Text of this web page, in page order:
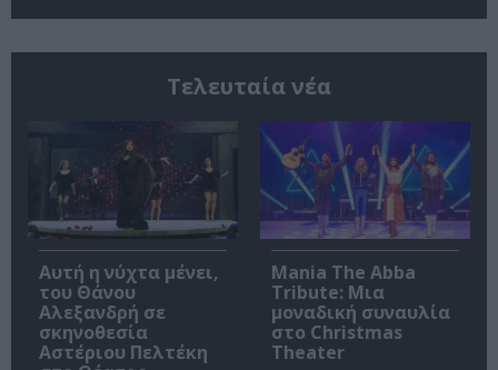
Τελευταία νέα
Αυτή η νύχτα μένει,
του Θάνου
Αλεξανδρή σε
σκηνοθεσία
Αστέριου Πελτέκη
Mania The Abba
Tribute: Μια
μοναδική συναυλία
στο Christmas
Theater